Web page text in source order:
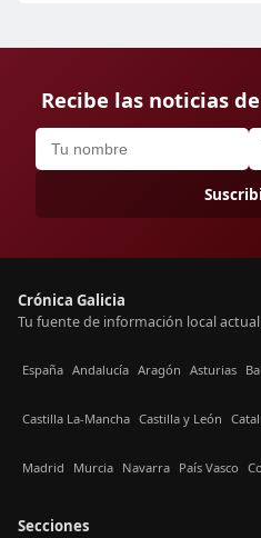
Recibe las noticias
Crónica Galicia
Tu fuente de información local
España Andalucía Aragón Asturias
Castilla La-Mancha Castilla y León
Madrid Murcia Navarra País Vasco
Secciones